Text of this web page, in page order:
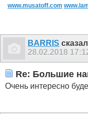
www.musatoff.com
BARRIS
28.02.2018
Re: Большие
Очень интересно